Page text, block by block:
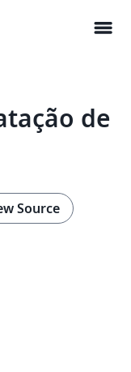
menu
de
Source